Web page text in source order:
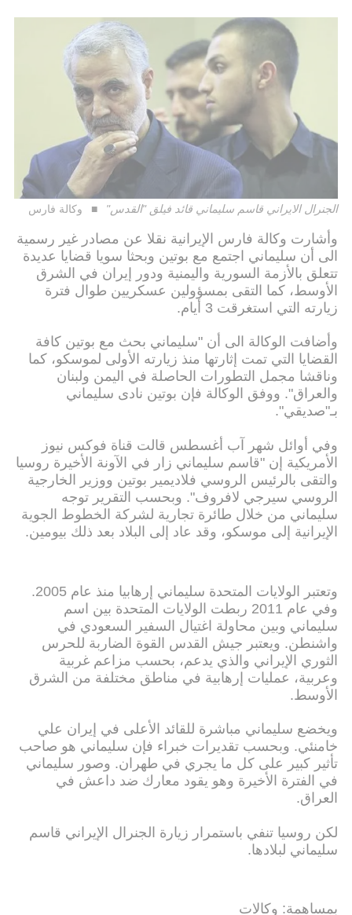
الجنرال الايراني قاسم سليماني قائد فيلق "القدس" وكالة فارس
وأشارت وكالة فارس الإيرانية نقلا عن مصادر غير رسمية
الى أن سليماني اجتمع مع بوتين وبحثا سويا قضايا عديدة
تتعلق بالأزمة السورية واليمنية ودور إيران في الشرق
الأوسط، كما التقى بمسؤولين عسكريين طوال فترة
زيارته التي استغرقت 3 أيام.
وأضافت الوكالة الى أن "سليماني بحث مع بوتين كافة
القضايا التي تمت إثارتها منذ زيارته الأولى لموسكو، كما
وناقشا مجمل التطورات الحاصلة في اليمن ولبنان
والعراق". ووفق الوكالة فإن بوتين نادى سليماني
بـ"صديقي".
وفي أوائل شهر آب أغسطس قالت قناة فوكس نيوز
الأمريكية إن "قاسم سليماني زار في الآونة الأخيرة روسيا
والتقى بالرئيس الروسي فلاديمير بوتين ووزير الخارجية
الروسي سيرجي لافروف". وبحسب التقرير توجه
سليماني من خلال طائرة تجارية لشركة الخطوط الجوية
الإيرانية إلى موسكو، وقد عاد إلى البلاد بعد ذلك بيومين.
وتعتبر الولايات المتحدة سليماني إرهابيا منذ عام 2005.
وفي عام 2011 ربطت الولايات المتحدة بين اسم
سليماني وبين محاولة اغتيال السفير السعودي في
واشنطن. ويعتبر جيش القدس القوة الضاربة للحرس
الثوري الإيراني والذي يدعم، بحسب مزاعم غربية
وعربية، عمليات إرهابية في مناطق مختلفة من الشرق
الأوسط.
ويخضع سليماني مباشرة للقائد الأعلى في إيران علي
خامنئي. وبحسب تقديرات خبراء فإن سليماني هو صاحب
تأثير كبير على كل ما يجري في طهران. وصور سليماني
في الفترة الأخيرة وهو يقود معارك ضد داعش في
العراق.
لكن روسيا تنفي باستمرار زيارة الجنرال الإيراني قاسم
سليماني لبلادها.
بمساهمة: وكالات